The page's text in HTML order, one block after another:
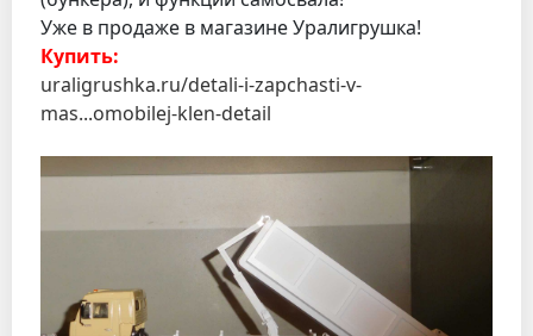
Уже в продаже в магазине Уралигрушка!
Купить:
uraligrushka.ru/detali-i-zapchasti-v-
mas...omobilej-klen-detail